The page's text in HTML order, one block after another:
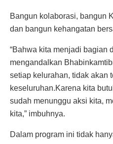
Bangun kolaborasi, bangun
dan bangun kehangatan
“Bahwa kita menjadi bagian
mengandalkan
setiap kelurahan, tidak akan
keseluruhan.Karena kita
sudah menunggu aksi kita,
kita,” imbuhnya.
Dalam program ini tidak